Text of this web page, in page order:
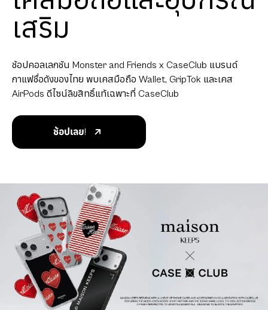
เสริม
ช้อปคอลเลกชัน Monster and Friends x CaseClub แบรนด์
กาแฟชื่อดังของไทย พบเคสมือถือ Wallet, GripTok และเคส
AirPods ดีไซน์ลิขสิทธิ์แท้เฉพาะที่ CaseClub
ช้อปเลย!